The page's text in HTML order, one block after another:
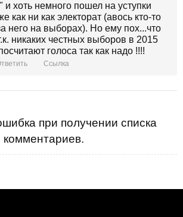
Микола, глянувши з-під лоба на
а вас - москалів - вже
и хоть немного пошел на уступки
как ни как электорат (авось кто-то
него на выборах). Но ему пох...что
никаких честных выборов в 2015
голоса так как надо !!!!
Ссылка
при получении списка
комментариев.